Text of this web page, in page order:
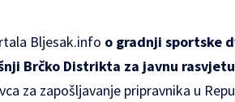
Bljesak.info o gradnji sportske
Brčko Distrikta za javnu rasvjetu
za zapošljavanje pripravnika u